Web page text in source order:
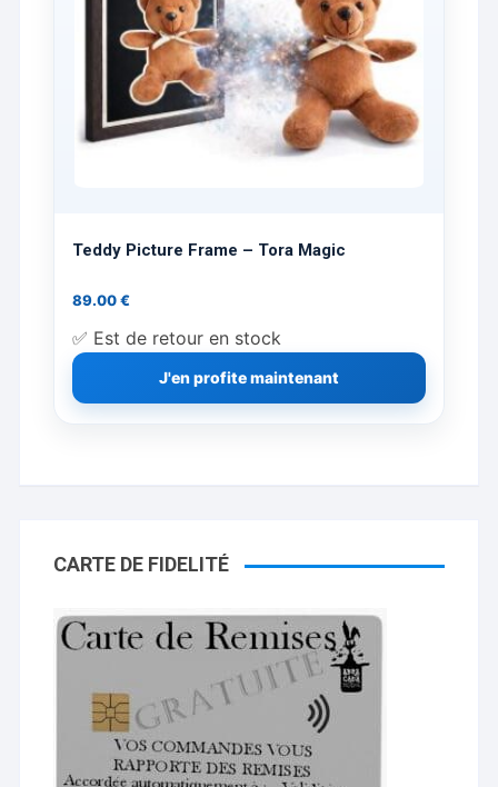
Teddy Picture Frame – Tora Magic
89.00€
✅ Est de retour en stock
J'en profite maintenant
CARTE DE FIDELITÉ